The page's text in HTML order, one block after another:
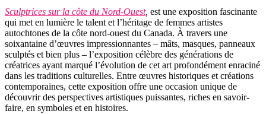
Sculptrices sur la côte du Nord-Ouest, est une exposition fascinante
qui met en lumière le talent et l’héritage de femmes artistes
autochtones de la côte nord-ouest du Canada. À travers une
soixantaine d’œuvres impressionnantes – mâts, masques, panneaux
sculptés et bien plus – l’exposition célèbre des générations de
créatrices ayant marqué l’évolution de cet art profondément enraciné
dans les traditions culturelles. Entre œuvres historiques et créations
contemporaines, cette exposition offre une occasion unique de
découvrir des perspectives artistiques puissantes, riches en savoir-
faire, en symboles et en histoires.